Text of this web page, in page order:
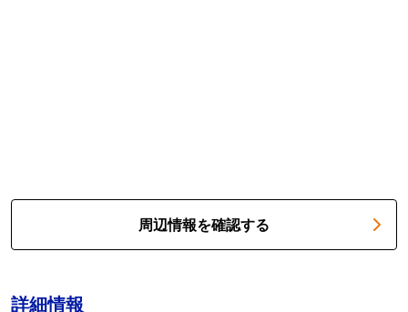
周辺情報を確認する
詳細情報